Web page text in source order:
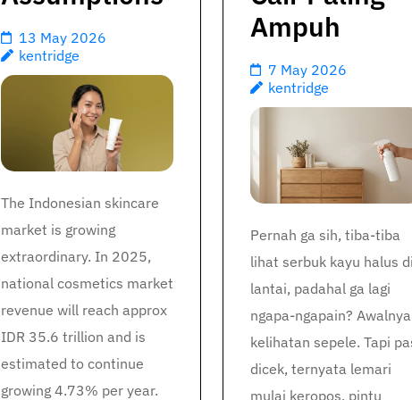
13 May 2026
kentridge
The Indonesian skincare
market is growing
extraordinary. In 2025,
national cosmetics market
revenue will reach approx
IDR 35.6 trillion and is
estimated to continue
growing 4.73% per year.
Ampuh
7 May 2026
kentridge
Pernah ga sih, tiba-tiba
lihat serbuk kayu halus
lantai, padahal ga lagi
ngapa-ngapain? Awalnya
kelihatan sepele. Tapi
dicek, ternyata lemari
mulai keropos, pintu